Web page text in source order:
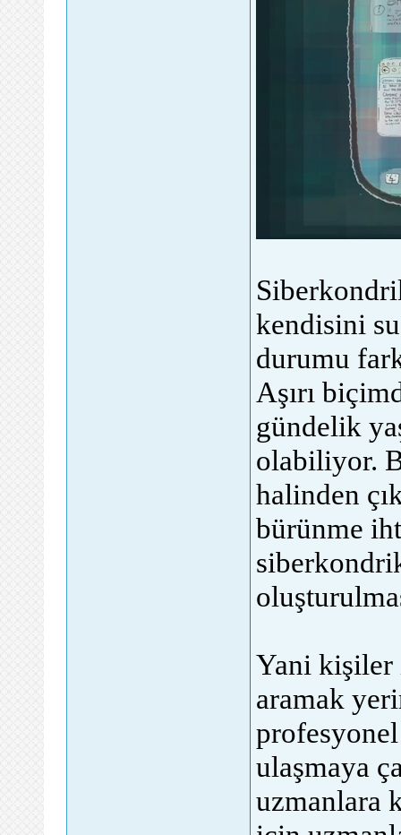
kendisini
durumu
Aşırı
gündelik
olabiliyor.
halinden
bürünme
Yani kişiler
aramak
ulaşmaya
uzmanlara